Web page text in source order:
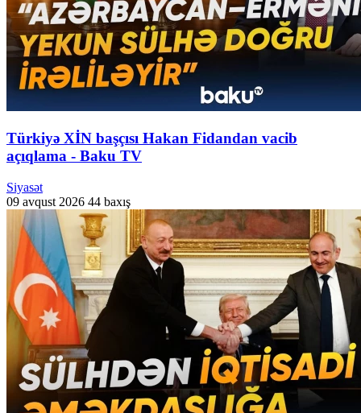
Türkiyə XİN başçısı Hakan Fidandan vacib
açıqlama - Baku TV
Siyasət
09 avqust 2026 44 baxış